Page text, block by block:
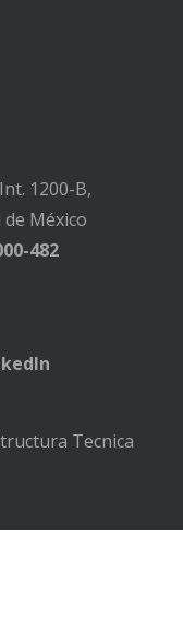
1200-B,
México
482
Tecnica